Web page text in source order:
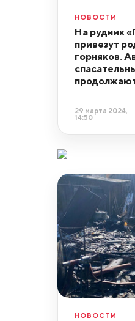
НОВОСТИ
На рудник
привезут
горняков.
29 марта 2024,
14:50
НОВОСТИ